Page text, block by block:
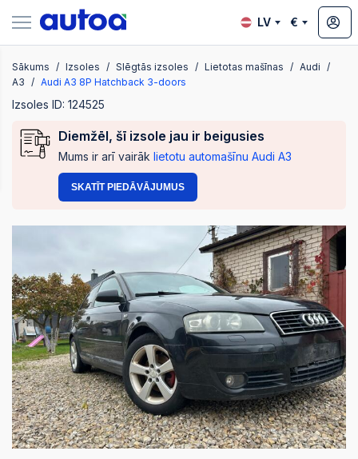
LV €
Sākums Izsoles Slēgtās izsoles Lietotas mašīnas
Audi
A3
Audi A3 8P Hatchback 3-doors
Izsoles ID: 124525
Diemžēl, šī izsole jau ir beigusies
Mums ir arī vairāk lietotu automašīnu Audi A3
SKATĪT PIEDĀVĀJUMUS